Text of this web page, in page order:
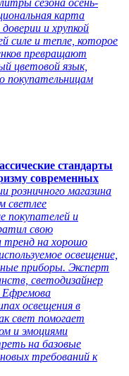
сезона осень-
карта
и хрупкой
силе и тепле, которое
превращают
цветовой язык,
покупательницам
стандарты
современных
розничного магазина
светлее
покупателей и
свою
тренд на хорошо
освещение,
приборы. Эксперт
светодизайнер
Ефремова
освещения в
свет помогает
и эмоциями
на базовые
требований к